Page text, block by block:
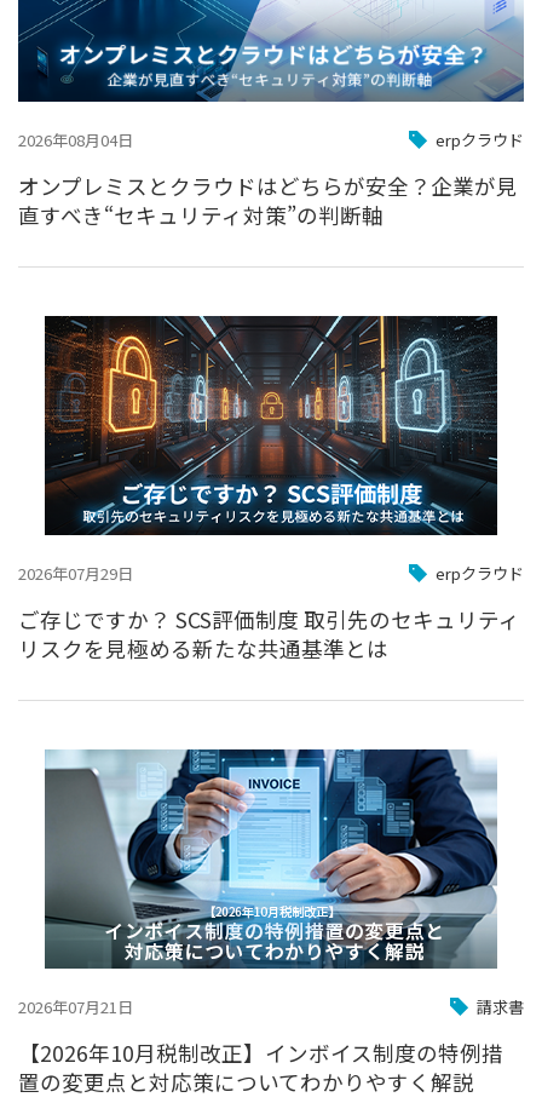
2026年08月04日 erpクラウド
オンプレミスとクラウドはどちらが安全？企業が見
直すべき“セキュリティ対策”の判断軸
2026年07月29日 erpクラウド
ご存じですか？ SCS評価制度 取引先のセキュリティ
リスクを見極める新たな共通基準とは
2026年07月21日 請求書
【2026年10月税制改正】インボイス制度の特例措
置の変更点と対応策についてわかりやすく解説